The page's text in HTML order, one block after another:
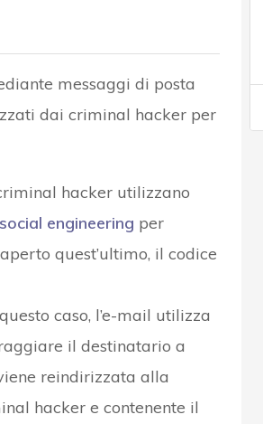
messaggi di posta
dai criminal hacker per
hacker utilizzano
social engineering per
quest’ultimo, il codice
caso, l’e-mail utilizza
il destinatario a
reindirizzata alla
hacker e contenente il